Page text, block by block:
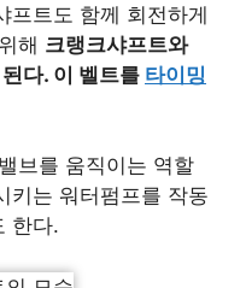
프트도 함께 회전하게
해 크랭크샤프트와
다. 이 벨트를 타이밍
브를 움직이는 역할
키는 워터펌프를 작동
한다.